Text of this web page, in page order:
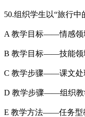
50.组织学生以“旅行中
A 教学目标——情感领
B 教学目标——技能领
C 教学步骤——课文处
D 教学步骤——组织教
E 教学方法——任务型